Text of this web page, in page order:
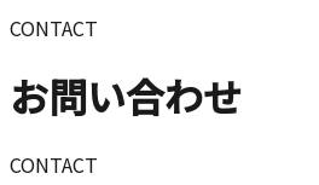
CONTACT
お問い合わせ
CONTACT